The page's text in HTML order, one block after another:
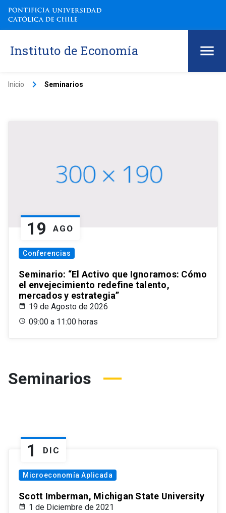
Instituto de Economía
Inicio keyboard_arrow_right Seminarios
19 AGO
Conferencias
Seminario: “El Activo que Ignoramos: Cómo
el envejecimiento redefine talento,
mercados y estrategia”
19 de Agosto de 2026
09:00 a 11:00 horas
Seminarios
1 DIC
Microeconomía Aplicada
Scott Imberman, Michigan State University
1 de Diciembre de 2021